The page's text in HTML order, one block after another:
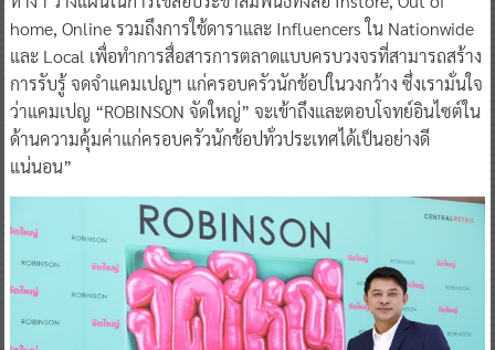
home, Online รวมถึงการใช้ดาราและ Influencers ใน Nationwide
และ Local เพื่อทำการสื่อสารการตลาดแบบครบวงจรที่สามารถสร้าง
การรับรู้ จดจำแคมเปญฯ แก่ครอบครัวนักช้อปในวงกว้าง ซึ่งเรามั่นใจ
ว่าแคมเปญ “ROBINSON จัดใหญ่” จะเข้าถึงและตอบโจทย์อินไซต์ใน
ด้านความคุ้มค่าแก่ครอบครัวนักช้อปทั่วประเทศได้เป็นอย่างดี
แน่นอน”